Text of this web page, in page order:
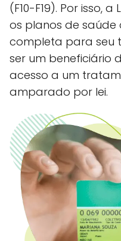
(F10-F19). Por isso,
os planos de
completa para seu
ser um beneficiário
acesso a um
amparado por lei.